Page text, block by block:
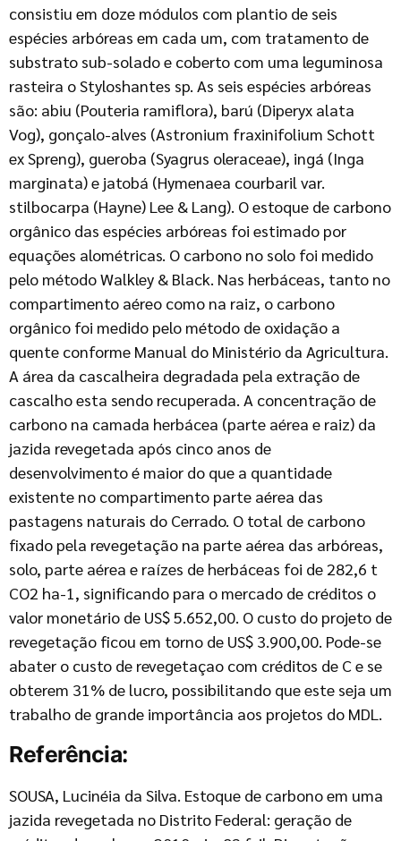
consistiu em doze módulos com plantio de seis
espécies arbóreas em cada um, com tratamento de
substrato sub-solado e coberto com uma leguminosa
rasteira o Styloshantes sp. As seis espécies arbóreas
são: abiu (Pouteria ramiflora), barú (Diperyx alata
Vog), gonçalo-alves (Astronium fraxinifolium Schott
ex Spreng), gueroba (Syagrus oleraceae), ingá (Inga
marginata) e jatobá (Hymenaea courbaril var.
stilbocarpa (Hayne) Lee & Lang). O estoque de carbono
orgânico das espécies arbóreas foi estimado por
equações alométricas. O carbono no solo foi medido
pelo método Walkley & Black. Nas herbáceas, tanto no
compartimento aéreo como na raiz, o carbono
orgânico foi medido pelo método de oxidação a
quente conforme Manual do Ministério da Agricultura.
A área da cascalheira degradada pela extração de
cascalho esta sendo recuperada. A concentração de
carbono na camada herbácea (parte aérea e raiz) da
jazida revegetada após cinco anos de
desenvolvimento é maior do que a quantidade
existente no compartimento parte aérea das
pastagens naturais do Cerrado. O total de carbono
fixado pela revegetação na parte aérea das arbóreas,
solo, parte aérea e raízes de herbáceas foi de 282,6 t
CO2 ha-1, significando para o mercado de créditos o
valor monetário de US$ 5.652,00. O custo do projeto de
revegetação ficou em torno de US$ 3.900,00. Pode-se
abater o custo de revegetaçao com créditos de C e se
obterem 31% de lucro, possibilitando que este seja um
trabalho de grande importância aos projetos do MDL.
Referência:
SOUSA, Lucinéia da Silva. Estoque de carbono em uma
jazida revegetada no Distrito Federal: geração de